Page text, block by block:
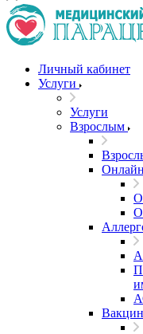
Личный кабинет
Услуги
Услуги
Взрослым